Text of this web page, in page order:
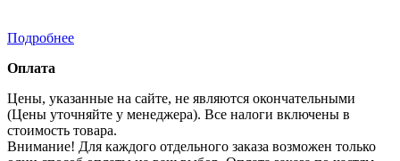
Подробнее
Оплата
Цены, указанные на сайте, не являются окончательными
(Цены уточняйте у менеджера). Все налоги включены в
стоимость товара.
Внимание! Для каждого отдельного заказа возможен только